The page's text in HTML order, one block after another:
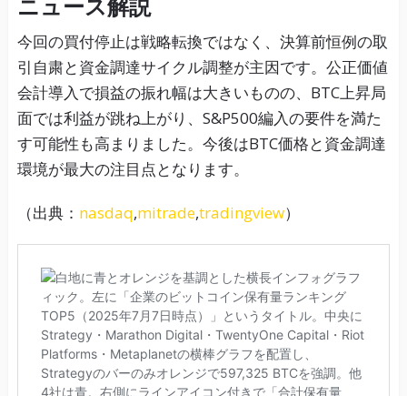
ニュース解説
今回の買付停止は戦略転換ではなく、決算前恒例の取
引自粛と資金調達サイクル調整が主因です。公正価値
会計導入で損益の振れ幅は大きいものの、BTC上昇局
面では利益が跳ね上がり、S&P500編入の要件を満た
す可能性も高まりました。今後はBTC価格と資金調達
環境が最大の注目点となります。
（出典： nasdaq,mitrade,tradingview）